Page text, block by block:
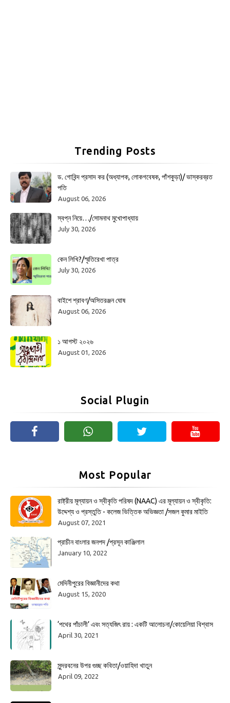
Trending Posts
ড. গোবিন্দ প্রসাদ কর (অধ্যাপক, লোকগবেষক, পাঁশকুড়া)/ ভাস্করব্রত
পতি
August 06, 2026
স্বপ্ন নিয়ে…/সোমনাথ মুখোপাধ্যায়
July 30, 2026
কেন লিখি?/স্মৃতিরেখা পাত্র
July 30, 2026
বাইশে শ্রাবণ/অসিতরঞ্জন ঘোষ
August 06, 2026
১ আগস্ট ২০২৬
August 01, 2026
Social Plugin
Most Popular
রাষ্ট্রীয় মূল্যায়ন ও স্বীকৃতি পরিষদ (NAAC) এর মূল্যায়ন ও স্বীকৃতি:
উদ্দেশ্য ও প্রস্তুতি - কলেজ ভিত্তিক অভিজ্ঞতা /সজল কুমার মাইতি
August 07, 2021
প্রাচীন বাংলার জনপদ /প্রসূন কাঞ্জিলাল
January 10, 2022
মেদিনীপুরের বিজ্ঞানীদের কথা
August 15, 2020
‘পথের পাঁচালী’ এবং সত্যজিৎ রায় : একটি আলোচনা/কোয়েলিয়া বিশ্বাস
April 30, 2021
সুন্দরবনের উপর গুচ্ছ কবিতা/ওয়াহিদা খাতুন
April 09, 2022